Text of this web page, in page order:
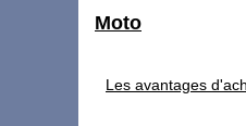
Moto
Les avantages